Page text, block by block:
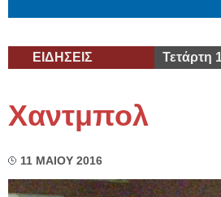
ΕΙΔΗΣΕΙΣ Τετάρτη
Χαντμπολ
11 ΜΑΙΟΥ 2016